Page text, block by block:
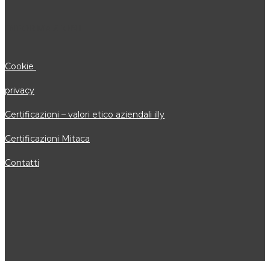
Cookie
privacy
Certificazioni – valori etico aziendali illy
Certificazioni Mitaca
Contatti